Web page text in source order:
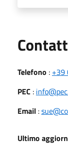
Telefono : +39
PEC :
Email :
Ultimo